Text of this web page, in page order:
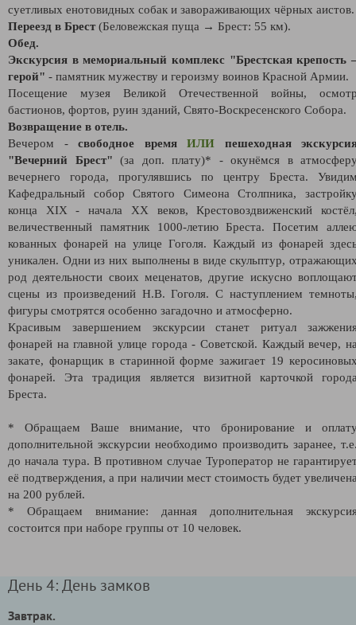
суетливых енотовидных собак и завораживающих чёрных аистов.
Переезд в Брест(Беловежская пуща → Брест: 55 км).
Обед.
Экскурсия в мемориальный комплекс "Брестская крепость
герой" - памятник мужеству и героизму воинов Красной Армии.
Посещение музея Великой Отечественной войны,
бастионов, фортов, руин зданий, Свято-Воскресенского Собора.
Возвращение в отель.
Вечером - свободное время ИЛИ пешеходная
"Вечерний Брест" (за доп. плату)* - окунёмся в
вечернего города, прогулявшись по центру Бреста.
Кафедральный собор Святого Симеона Столпника,
конца XIX - начала XX веков, Крестовоздвиженский
величественный памятник 1000-летию Бреста. Посетим
кованных фонарей на улице Гоголя. Каждый из фонарей
уникален. Одни из них выполнены в виде скульптур,
род деятельности своих меценатов, другие искусно
сцены из произведений Н.В. Гоголя. С наступлением
фигуры смотрятся особенно загадочно и атмосферно.
Красивым завершением экскурсии станет ритуал
фонарей на главной улице города - Советской. Каждый вечер,
закате, фонарщик в старинной форме зажигает 19
фонарей. Эта традиция является визитной карточкой
Бреста.
* Обращаем Ваше внимание, что бронирование и
дополнительной экскурсии необходимо производить заранее,
до начала тура. В противном случае Туроператор не
её подтверждения, а при наличии мест стоимость будет
на 200 рублей.
* Обращаем внимание: данная дополнительная
состоится при наборе группы от 10 человек.
День 4: День замков
Завтрак.